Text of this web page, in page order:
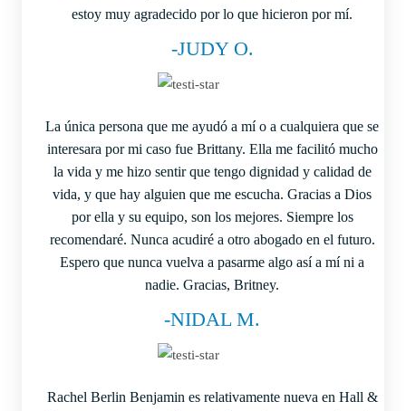
estoy muy agradecido por lo que hicieron por mí.
-JUDY O.
La única persona que me ayudó a mí o a cualquiera que se
interesara por mi caso fue Brittany. Ella me facilitó mucho
la vida y me hizo sentir que tengo dignidad y calidad de
vida, y que hay alguien que me escucha. Gracias a Dios
por ella y su equipo, son los mejores. Siempre los
recomendaré. Nunca acudiré a otro abogado en el futuro.
Espero que nunca vuelva a pasarme algo así a mí ni a
nadie. Gracias, Britney.
-NIDAL M.
Rachel Berlin Benjamin es relativamente nueva en Hall &